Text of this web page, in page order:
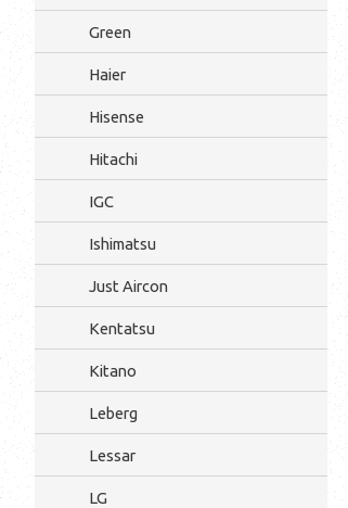
Green
Haier
Hisense
Hitachi
IGC
Ishimatsu
Just Aircon
Kentatsu
Kitano
Leberg
Lessar
LG